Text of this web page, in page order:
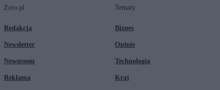
Zero.pl
Redakcja
Newsletter
Newsroom
Reklama
Tematy
Biznes
Opinie
Technologia
Kraj